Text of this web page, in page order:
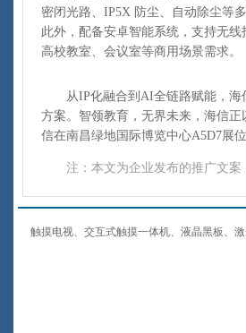
密闭光路、IP5X 防尘、自动除尘等
此外，配备安卓智能系统，支持无
高校教室、会议室等商用场景需求。
从IP化融合到AI全链路赋能，海
方案。智领教育，无界未来，海信
信在南昌绿地国际博览中心A5D7展
注：本文为企业发布的推广文案
触摸电视、交互式触摸一体机、液晶黑板、